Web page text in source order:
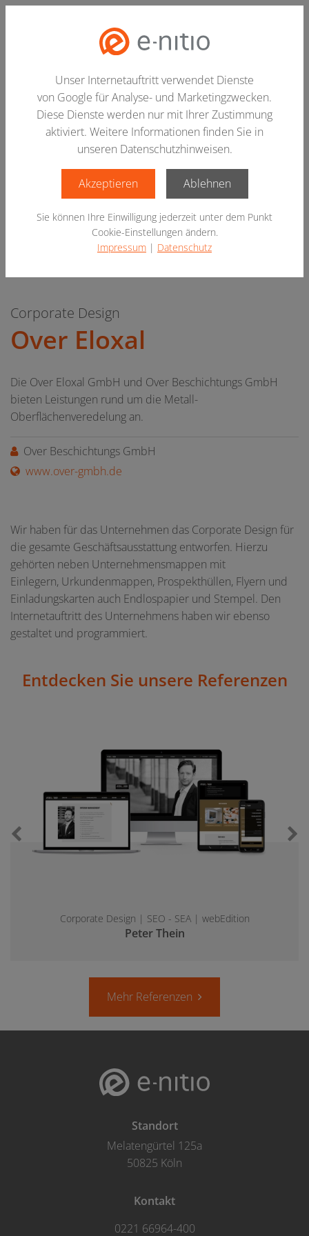
Unser Internetauftritt verwendet Dienste
von Google für Analyse- und Marketingzwecken.
Diese Dienste werden nur mit Ihrer Zustimmung
aktiviert. Weitere Informationen finden Sie in
unseren Datenschutzhinweisen.
Akzeptieren Ablehnen
Sie können Ihre Einwilligung jederzeit unter dem Punkt
Cookie-Einstellungen ändern.
Impressum | Datenschutz
Vorherigen Slide anzeigen
Corporate Design
Over Eloxal
Die Over Eloxal GmbH und Over Beschichtungs GmbH
bieten Leistungen rund um die Metall-
Oberflächenveredelung an.
Over Beschichtungs GmbH
www.over-gmbh.de
Wir haben für das Unternehmen das Corporate Design für
die gesamte Geschäftsausstattung entworfen. Hierzu
gehörten neben Unternehmensmappen mit
Einlegern, Urkundenmappen, Prospekthüllen, Flyern und
Einladungskarten auch Endlospapier und Stempel. Den
Internetauftritt des Unternehmens haben wir ebenso
gestaltet und programmiert.
Entdecken Sie unsere Referenzen
Corporate Design | SEO - SEA | webEdition
Peter Thein
Vorherigen Slide anzeigen
Mehr Referenzen
Standort
Melatengürtel 125a
50825 Köln
Kontakt
0221 66964-400